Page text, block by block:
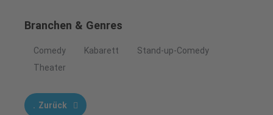
Branchen & Genres
Comedy Kabarett
Stand-up-Comedy
Theater
Zurück